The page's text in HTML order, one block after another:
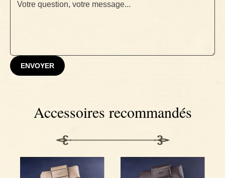
ENVOYER
Accessoires recommandés